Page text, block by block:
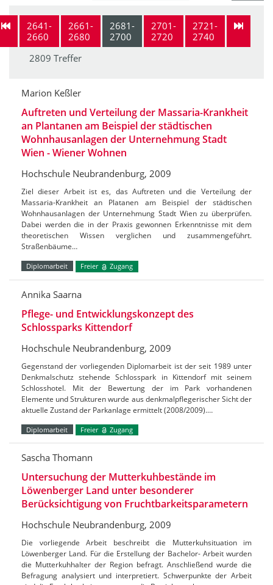
2641-
2660
2661-
2680
2681-
2700
2701-
2720
2721-
2740
2809 Treffer
Marion Keßler
Auftreten und Verteilung der Massaria-Krankheit
an Plantanen am Beispiel der städtischen
Wohnhausanlagen der Unternehmung Stadt
Wien - Wiener Wohnen
Hochschule Neubrandenburg, 2009
Ziel dieser Arbeit ist es, das Auftreten und die Verteilung der
Massaria-Krankheit an Platanen am Beispiel der städtischen
Wohnhausanlagen der Unternehmung Stadt Wien zu überprüfen.
Dabei werden die in der Praxis gewonnen Erkenntnisse mit dem
theoretischen Wissen verglichen und zusammengeführt.
Straßenbäume…
Diplomarbeit Freier Zugang
Annika Saarna
Pflege- und Entwicklungskonzept des
Schlossparks Kittendorf
Hochschule Neubrandenburg, 2009
Gegenstand der vorliegenden Diplomarbeit ist der seit 1989 unter
Denkmalschutz stehende Schlosspark in Kittendorf mit seinem
Schlosshotel. Mit der Bewertung der im Park vorhandenen
Elemente und Strukturen wurde aus denkmalpflegerischer Sicht der
aktuelle Zustand der Parkanlage ermittelt (2008/2009).…
Diplomarbeit Freier Zugang
Sascha Thomann
Untersuchung der Mutterkuhbestände im
Löwenberger Land unter besonderer
Berücksichtigung von Fruchtbarkeitsparametern
Hochschule Neubrandenburg, 2009
Die vorliegende Arbeit beschreibt die Mutterkuhsituation im
Löwenberger Land. Für die Erstellung der Bachelor- Arbeit wurden
die Mutterkuhhalter der Region befragt. Anschließend wurde die
Befragung analysiert und interpretiert. Schwerpunkte der Arbeit